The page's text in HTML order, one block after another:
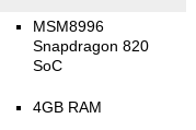
MSM8996
Snapdragon 820
SoC
4GB RAM